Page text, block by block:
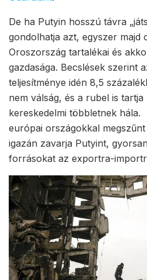
De ha Putyin hosszú távra
gondolhatja azt, egyszer majd
Oroszország tartalékai és
gazdasága. Becslések szerint
teljesítménye idén 8,5
nem válság, és a rubel is tartja
kereskedelmi többletnek
európai országokkal
igazán zavarja Putyint,
forrásokat az exportra-